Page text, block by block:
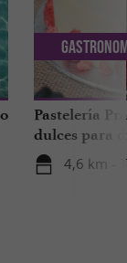
Pastelería
dulces para
a 1 hora de
4,6 km -